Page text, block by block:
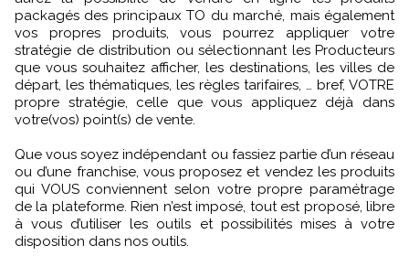
packagés des principaux TO du marché, mais également
vos propres produits, vous pourrez appliquer votre
stratégie de distribution ou sélectionnant les Producteurs
que vous souhaitez afficher, les destinations, les villes de
départ, les thématiques, les règles tarifaires, … bref, VOTRE
propre stratégie, celle que vous appliquez déjà dans
votre(vos) point(s) de vente.
Que vous soyez indépendant ou fassiez partie d’un réseau
ou d’une franchise, vous proposez et vendez les produits
qui VOUS conviennent selon votre propre paramétrage
de la plateforme. Rien n’est imposé, tout est proposé, libre
à vous d’utiliser les outils et possibilités mises à votre
disposition dans nos outils.